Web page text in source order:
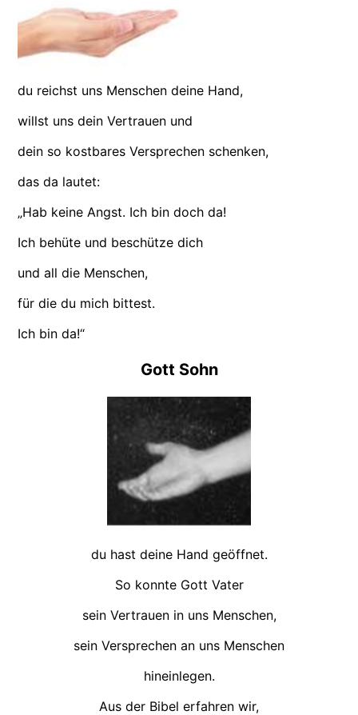
du reichst uns Menschen deine Hand,
willst uns dein Vertrauen und
dein so kostbares Versprechen schenken,
das da lautet:
„Hab keine Angst. Ich bin doch da!
Ich behüte und beschütze dich
und all die Menschen,
für die du mich bittest.
Ich bin da!“
Gott Sohn
du hast deine Hand geöffnet.
So konnte Gott Vater
sein Vertrauen in uns Menschen,
sein Versprechen an uns Menschen
hineinlegen.
Aus der Bibel erfahren wir,